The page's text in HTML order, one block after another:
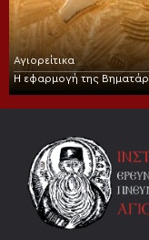
Αγιορείτικα
Η εφαρμογή της